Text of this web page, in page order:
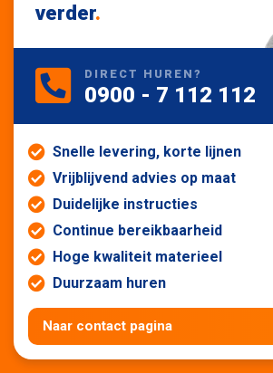
verder.
DIRECT HUREN?
0900 - 7 112 112
Snelle levering, korte lijnen
Vrijblijvend advies op maat
Duidelijke instructies
Continue bereikbaarheid
Hoge kwaliteit materieel
Duurzaam huren
Naar contact pagina